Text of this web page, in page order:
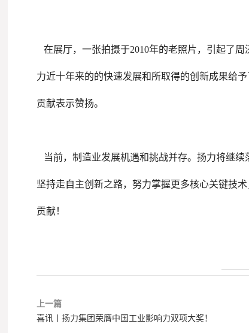
在展厅，一张拍摄于2010年的老照片，引起了
力近十年来的的快速发展和所取得的创新成果给
贡献表示赞扬。
当前，制造业发展机遇和挑战并存。扬力将继续
坚持走自主创新之路，努力掌握更多核心关键技
贡献！
上一篇
喜讯丨扬力集团荣膺中国工业影响力双项大奖！